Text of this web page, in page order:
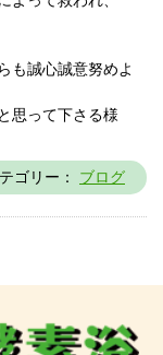
も誠心誠意努めよ
思って下さる様
ゴリー： ブログ